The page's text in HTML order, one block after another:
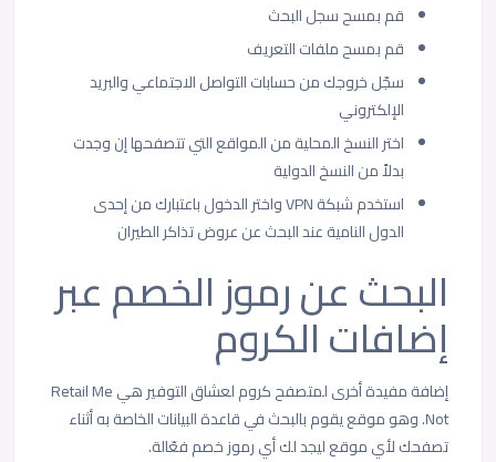
قم بمسح سجل البحث
قم بمسح ملفات التعريف
سجّل خروجك من حسابات التواصل الاجتماعي والبريد
الإلكتروني
اختر النسخ المحلية من المواقع التي تتصفحها إن وجدت
بدلاً من النسخ الدولية
استخدم شبكة VPN واختر الدخول باعتبارك من إحدى
الدول النامية عند البحث عن عروض تذاكر الطيران
البحث عن رموز الخصم عبر
إضافات الكروم
إضافة مفيدة أخرى لمتصفح كروم لعشاق التوفير هي Retail Me
Not. وهو موقع يقوم بالبحث في قاعدة البيانات الخاصة به أثناء
تصفحك لأي موقع ليجد لك أي رموز خصم فعّالة.